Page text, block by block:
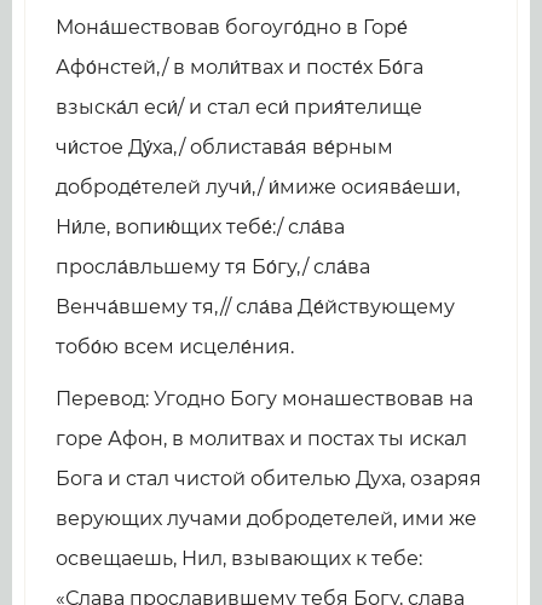
Мона́шествовав богоуго́дно в Горе́
Афо́нстей,/ в моли́твах и посте́х Бо́га
взыска́л еси́/ и стал еси́ прия́телище
чи́стое Ду́ха,/ облистава́я ве́рным
доброде́телей лучи́,/ и́миже осиява́еши,
Ни́ле, вопию́щих тебе́:/ сла́ва
просла́вльшему тя Бо́гу,/ сла́ва
Венча́вшему тя,// сла́ва Де́йствующему
тобо́ю всем исцеле́ния.
Перевод: Угодно Богу монашествовав на
горе Афон, в молитвах и постах ты искал
Бога и стал чистой обителью Духа, озаряя
верующих лучами добродетелей, ими же
освещаешь, Нил, взывающих к тебе:
«Слава прославившему тебя Богу, слава